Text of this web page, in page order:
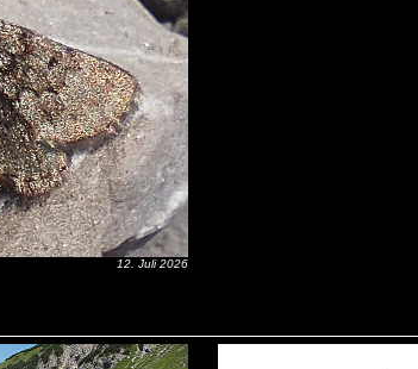
12. Juli 2026